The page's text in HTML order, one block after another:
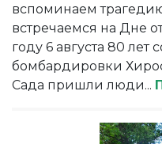
вспоминаем
встречаемся на Дне
году 6 августа 80 лет
бомбардировки
Сада пришли люди...